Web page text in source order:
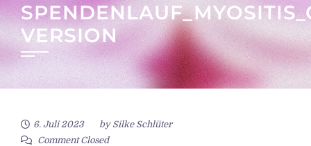
VERSION
6. Juli 2023 by Silke Schlüter
Comment Closed